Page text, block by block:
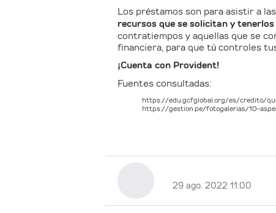
Los préstamos son para asistir a
recursos que se solicitan y
contratiempos y aquellas que se
financiera, para que tú controles
¡Cuenta con Provident!
Fuentes consultadas:
https://edu.gcfglobal.org/es/credito/
https://gestion.pe/fotogalerias/10-
29 ago. 2022 11:00